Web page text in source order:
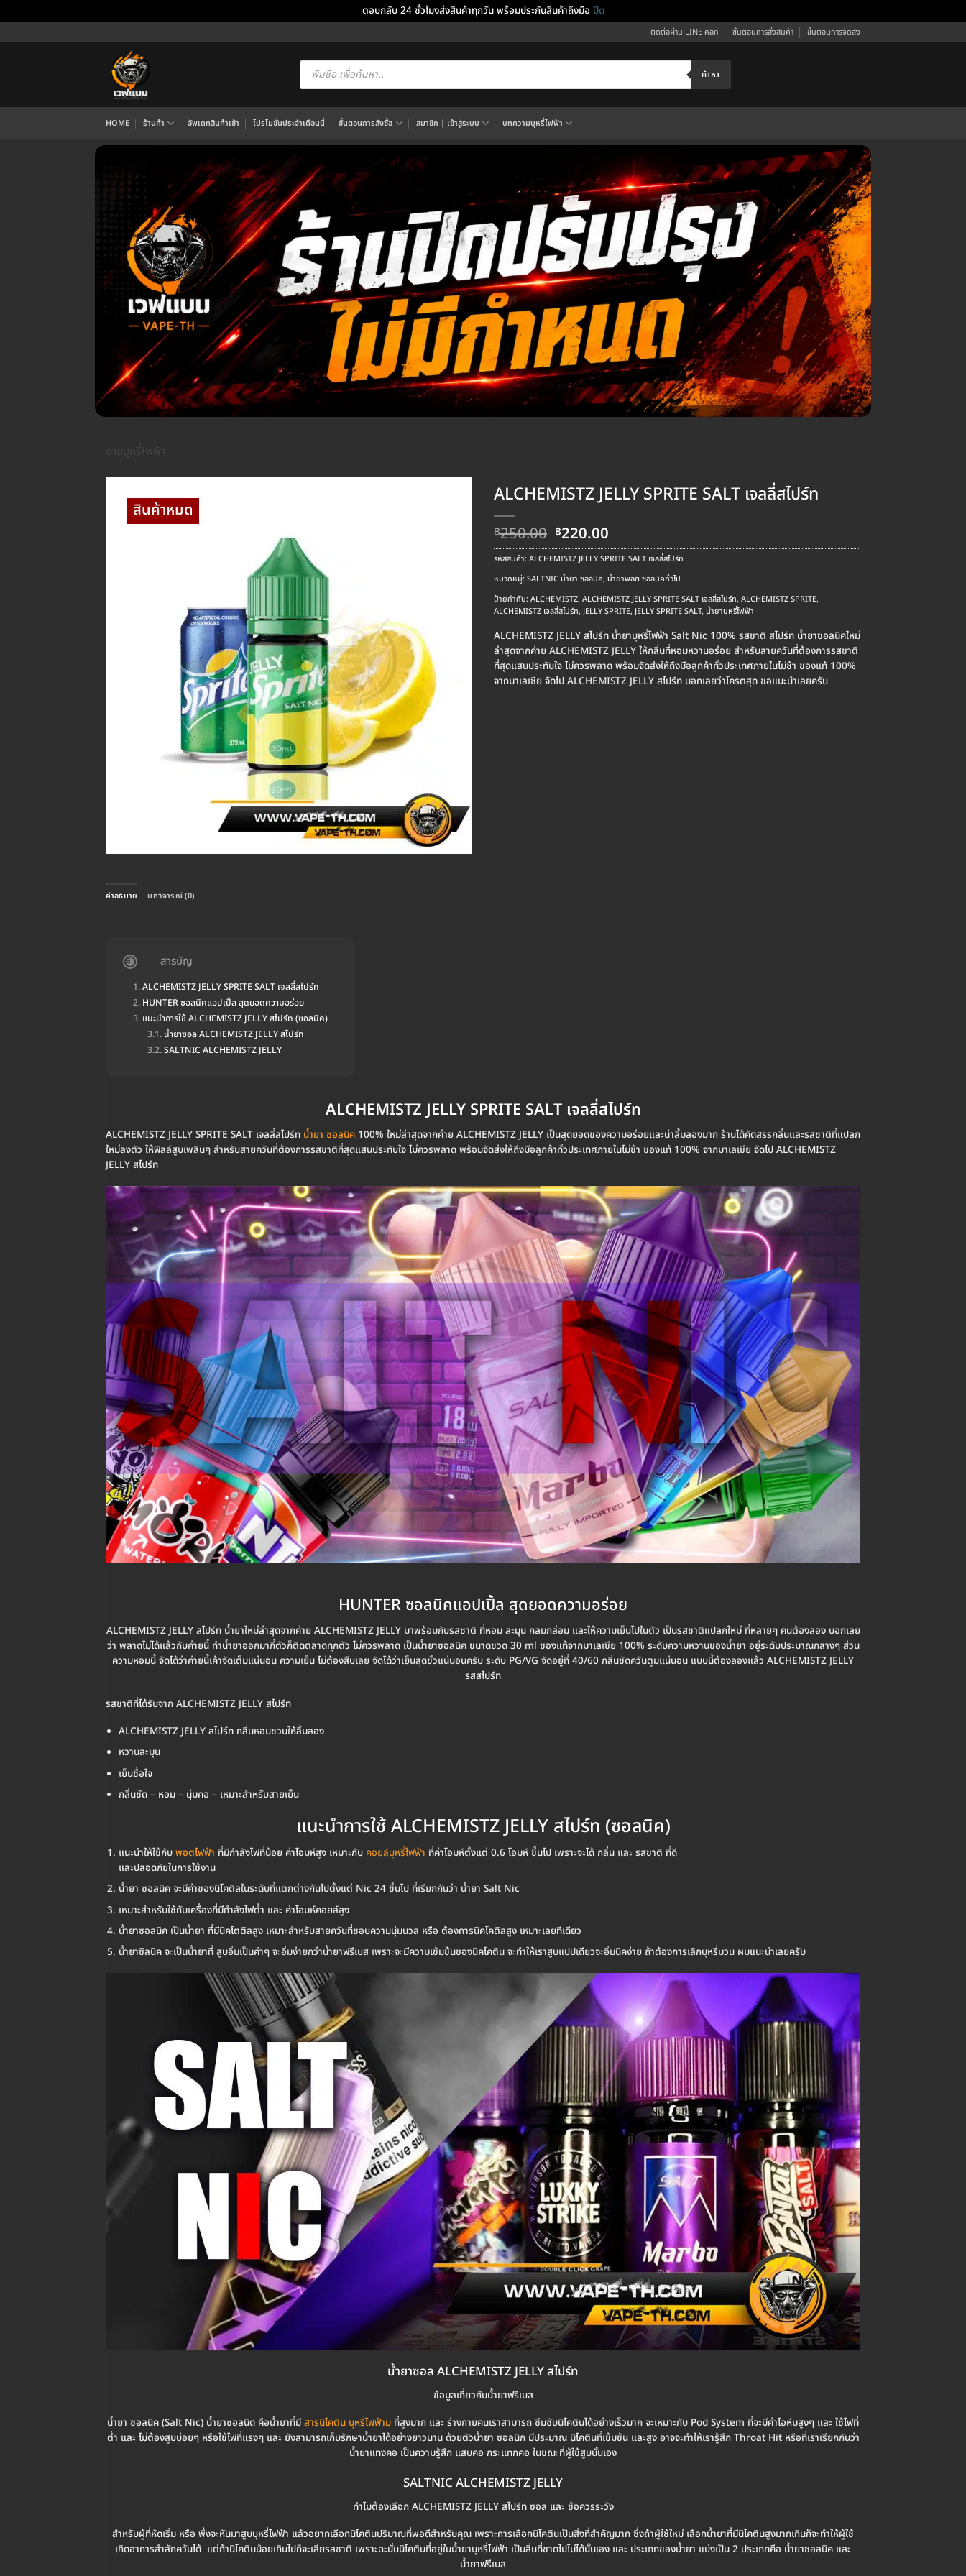
ตอบกลับ 24 ชั่วโมงส่งสินค้าทุกวัน พร้อมประกันสินค้าถึงมือ ปิด
ไป
ติดต่อผ่าน LINE คลิก ขั้นตอนการสั่งสินค้า ขั้นตอนการจัดส่ง
Products
search ค้าหา
HOME ร้านค้า อัพเดทสินค้าเข้า โปรโมชั่นประจำเดือนนี้ ขั้นตอนการสั่งซื้อ สมาชิก | เข้าสู่ระบบ บทความบุหรี่ไฟฟ้า
ALCHEMISTZ JELLY SPRITE SALT เจลลี่สไปร์ท
฿250.00 Original
price
was:
฿250.00.
฿220.00
price
is:
฿220.00.
รหัสสินค้า:ALCHEMISTZ JELLY SPRITE SALT เจลลี่สไปร์ท
หมวดหมู่:SALTNIC น้ำยา ซอลนิค, น้ำยาพอต ซอลนิคทั่วไป
ป้ายกำกับ:ALCHEMISTZ, ALCHEMISTZ JELLY SPRITE SALT เจลลี่สไปร์ท, ALCHEMISTZ SPRITE,
ALCHEMISTZ เจลลี่สไปร์ท, JELLY SPRITE, JELLY SPRITE SALT, น้ำยาบุหรี่ไฟฟ้า
ALCHEMISTZ JELLY สไปร์ท น้ำยาบุหรี่ไฟฟ้า Salt Nic 100% รสชาติ สไปร์ท น้ำยาซอลนิคใหม่
ล่าสุดจากค่าย ALCHEMISTZ JELLY ให้กลิ่นที่หอมหวานอร่อย สำหรับสายควันที่ต้องการรสชาติ
ที่สุดแสนประทับใจ ไม่ควรพลาด พร้อมจัดส่งให้ถึงมือลูกค้าทั่วประเทศภายในไม่ช้า ของแท้ 100%
จากมาเลเซีย จัดไป ALCHEMISTZ JELLY สไปร์ท บอกเลยว่าโครตสุด ขอแนะนำเลยครับ
คำอธิบาย บทวิจารณ์ (0)
สารบัญ
ALCHEMISTZ JELLY SPRITE SALT เจลลี่สไปร์ท
HUNTER ซอลนิคแอปเปิ้ล สุดยอดความอร่อย
แนะนำการใช้ ALCHEMISTZ JELLY สไปร์ท (ซอลนิค)
น้ำยาซอล ALCHEMISTZ JELLY สไปร์ท
SALTNIC ALCHEMISTZ JELLY
ALCHEMISTZ JELLY SPRITE SALT เจลลี่สไปร์ท
ALCHEMISTZ JELLY SPRITE SALT เจลลี่สไปร์ท น้ำยา ซอลนิค 100% ใหม่ล่าสุดจากค่าย ALCHEMISTZ JELLY เป็นสุดยอดของความอร่อยและน่าลิ้มลองมาก ร้านได้คัดสรรกลิ่นและรสชาติที่แปลก
ใหม่ลงตัว ให้ฟิลล์สูบเพลินๆ สำหรับสายควันที่ต้องการรสชาติที่สุดแสนประทับใจ ไม่ควรพลาด พร้อมจัดส่งให้ถึงมือลูกค้าทั่วประเทศภายในไม่ช้า ของแท้ 100% จากมาเลเซีย จัดไป ALCHEMISTZ
JELLY สไปร์ท
HUNTER ซอลนิคแอปเปิ้ล สุดยอดความอร่อย
ALCHEMISTZ JELLY สไปร์ท น้ำยาใหม่ล่าสุดจากค่าย ALCHEMISTZ JELLY มาพร้อมกับรสชาติ ที่หอม ละมุน กลมกล่อม และให้ความเย็นไปในตัว เป็นรสชาติแปลกใหม่ ที่หลายๆ คนต้องลอง บอกเลย
ว่า พลาดไม่ได้แล้วกับค่ายนี้ ทำน้ำยาออกมากี่ตัวก็ติดตลาดทุกตัว ไม่ควรพลาด เป็นน้ำยาซอลนิค ขนาดขวด 30 ml ของแท้จากมาเลเซีย 100% ระดับความหวานของน้ำยา อยู่ระดับประมาณกลางๆ ส่วน
ความหอมนี้ จัดได้ว่าค่ายนี้เค้าจัดเต็มแน่นอน ความเย็น ไม่ต้องสืบเลย จัดได้ว่าเย็นสุดขั้วแน่นอนครับ ระดับ PG/VG จัดอยู่ที่ 40/60 กลิ่นชัดควันตูมแน่นอน แบบนี้ต้องลองแล้ว ALCHEMISTZ JELLY
รสสไปร์ท
รสชาติที่ได้รับจาก ALCHEMISTZ JELLY สไปร์ท
ALCHEMISTZ JELLY สไปร์ท กลิ่นหอมชวนให้ลิ้มลอง
หวานละมุน
เย็นชื่อใจ
กลิ่นชัด – หอม – นุ่มคอ – เหมาะสำหรับสายเย็น
แนะนำการใช้ ALCHEMISTZ JELLY สไปร์ท (ซอลนิค)
แนะนำให้ใช้กับ พอตไฟฟ้า ที่มีกำลังไฟที่น้อย ค่าโอมห์สูง เหมาะกับ คอยล์บุหรี่ไฟฟ้า ที่ค่าโอมห์ตั้งแต่ 0.6 โอมห์ ขึ้นไป เพราะจะได้ กลิ่น และ รสชาติ ที่ดี
และปลอดภัยในการใช้งาน
น้ำยา ซอลนิค จะมีค่าของนิโคติลในระดับที่แตกต่างกันไปตั้งแต่ Nic 24 ขึ้นไป ที่เรียกกันว่า น้ำยา Salt Nic
เหมาะสำหรับใช้กับเครื่องที่มีกำลังไฟต่ำ และ ค่าโอมห์คอยล์สูง
น้ำยาซอลนิค เป็นน้ำยา ที่มีนิคโตติลสูง เหมาะสำหรับสายควันที่ชอบความนุ่มนวล หรือ ต้องการนิคโคติลสูง เหมาะเลยทีเดียว
น้ำยาซิลนิค จะเป็นน้ำยาที่ สูบอิ่มเป็นคำๆ จะอิ่มง่ายกว่าน้ำยาฟรีเบส เพราะจะมีความเข้มข้นของนิคโคติน จะทำให้เราสูบแปปเดียวจะอิ่มนิคง่าย ถ้าต้องการเลิกบุหรี่มวน ผมแนะนำเลยครับ
น้ำยาซอล ALCHEMISTZ JELLY สไปร์ท
ข้อมูลเกี่ยวกับน้ำยาฟรีเบส
น้ำยา ซอลนิค (Salt Nic) น้ำยาซอลนิด คือน้ำยาที่มี สารนิโคติน บุหรี่ไฟฟ้าม ที่สูงมาก และ ร่างกายคนเราสามารถ ซึมซับนิโคตินได้อย่างเร็วมาก จะเหมาะกับ Pod System ที่จะมีค่าโอห์มสูงๆ และ ใช้ไฟที่
ต่ำ และ ไม่ต้องสูบบ่อยๆ หรือใช้ไฟที่แรงๆ และ ยังสามารถเก็บรักษาน้ำยาได้อย่างยาวนาน ด้วยตัวน้ำยา ซอลนิก มีประมาณ นิโคตินที่เข้มข้น และสูง อาจจะทำให้เรารู้สึก Throat Hit หรือที่เราเรียกกันว่า
น้ำยาแทงคอ เป็นความรู้สึก แสบคอ กระแทกคอ ในขณะที่ผู้ใช้สูบนั้นเอง
SALTNIC ALCHEMISTZ JELLY
ทำไมต้องเลือก ALCHEMISTZ JELLY สไปร์ท ซอล และ ข้อควรระวัง
สำหรับผู้ที่หัดเริ่ม หรือ พึ่งจะหันมาสูบบุหรี่ไฟฟ้า แล้วอยากเลือกนิโคตินปริมาณที่พอดีสำหรับคุณ เพราะการเลือกนิโคตินเป็นสิ่งที่สำคัญมาก ซึ่งถ้าผู้ใช้ใหม่ เลือกน้ำยาที่มีนิโคตินสูงมากเกินก็จะทำให้ผู้ใช้
เกิดอาการสำลักควันได้ แต่ถ้านิโคตินน้อยเกินไปก็จะเสียรสชาติ เพราะฉะนั่นนิโคตินที่อยู่ในน้ำยาบุหรี่ไฟฟ้า เป็นสิ่นที่ขาดไปไม่ได้นั้นเอง และ ประเภทของน้ำยา แบ่งเป็น 2 ประเภทคือ น้ำยาซอลนิค และ
น้ำยาฟรีเบส